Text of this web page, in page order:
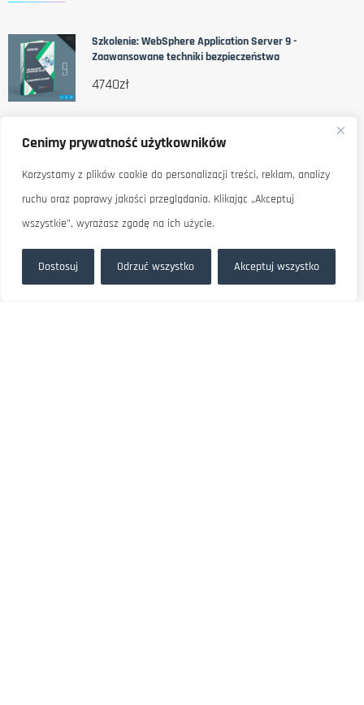
Cenimy prywatność użytkowników
Korzystamy z plików cookie do personalizacji treści, reklam, analizy
ruchu oraz poprawy jakości przeglądania. Klikając „Akceptuj
wszystkie”, wyrażasz zgodę na ich użycie.
Dostosuj Odrzuć wszystko Akceptuj wszystko
Szkolenie: WebSphere Application Server 9 -
Zaawansowane techniki bezpieczeństwa
4740zł
Szkolenie: Oracle WebLogic Server 12c - Wdrożenie i
Szkolenie: Oracle WebLogic Server 12c - Zaawansowane
techniki bezpieczeństwa
4740zł